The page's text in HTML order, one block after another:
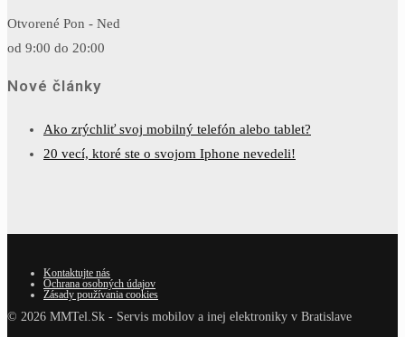
Otvorené Pon - Ned
od 9:00 do 20:00
Nové články
Ako zrýchliť svoj mobilný telefón alebo tablet?
20 vecí, ktoré ste o svojom Iphone nevedeli!
Kontaktujte nás
Ochrana osobných údajov
Zásady používania cookies
© 2026 MMTel.Sk - Servis mobilov a inej elektroniky v Bratislave